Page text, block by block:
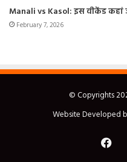
Manali vs Kasol: इस वीकेंड कहां
February 7, 2026
© Copyrights
Website Developed